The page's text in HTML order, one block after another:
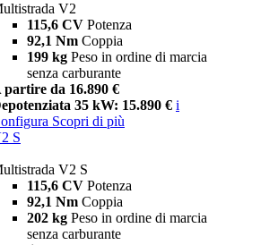
V2
115,6 CV Potenza
92,1 Nm Coppia
199 kg Peso in ordine di marcia
senza carburante
partire da 16.890 €
35 kW: 15.890 € i
Scopri di più
S
V2 S
115,6 CV Potenza
92,1 Nm Coppia
202 kg Peso in ordine di marcia
senza carburante